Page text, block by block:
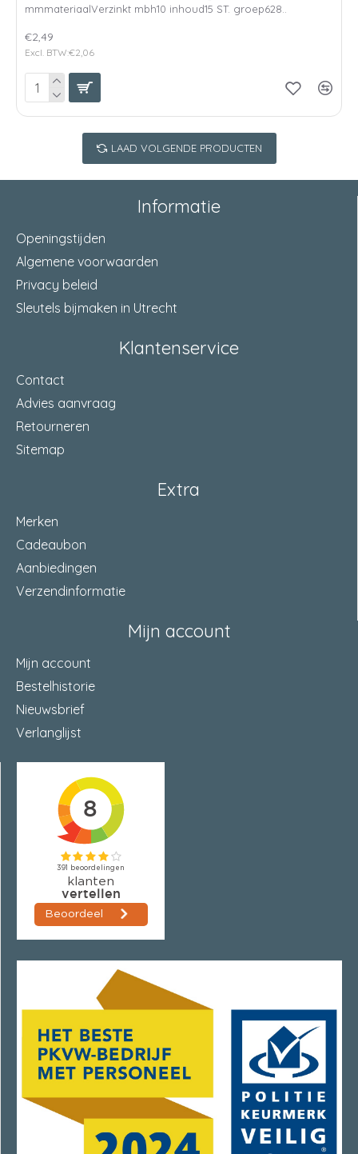
mmmateriaalVerzinkt mbh10 inhoud15 ST. groep628..
€2,49
Excl. BTW:€2,06
LAAD VOLGENDE PRODUCTEN
Informatie
Openingstijden
Algemene voorwaarden
Privacy beleid
Sleutels bijmaken in Utrecht
Klantenservice
Contact
Advies aanvraag
Retourneren
Sitemap
Extra
Merken
Cadeaubon
Aanbiedingen
Verzendinformatie
Mijn account
Mijn account
Bestelhistorie
Nieuwsbrief
Verlanglijst